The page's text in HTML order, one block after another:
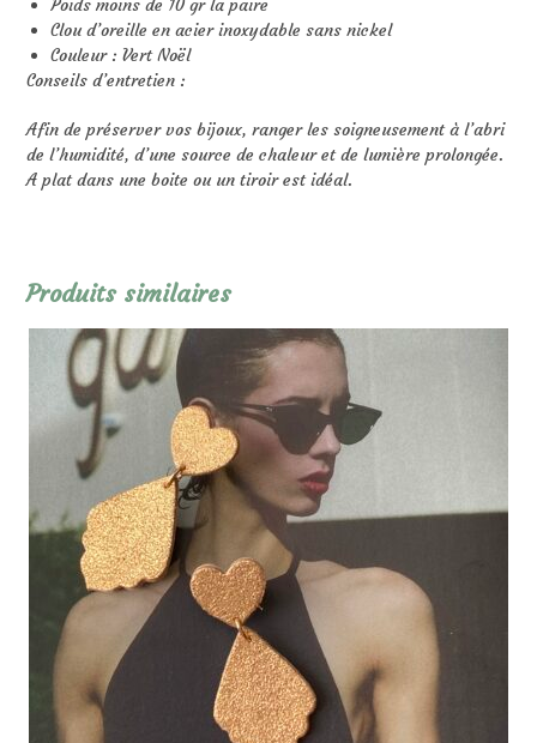
Clou d’oreille en acier inoxydable sans nickel
Couleur : Vert Noël
Conseils d’entretien :
Afin de préserver vos bijoux, ranger les soigneusement à l’abri
de l’humidité, d’une source de chaleur et de lumière prolongée.
A plat dans une boite ou un tiroir est idéal.
Produits similaires